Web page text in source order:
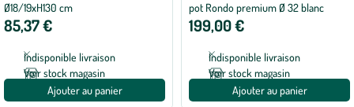
Ø18/19xH130 cm
85,37 €
Indisponible livraison
Voir stock magasin
Ajouter au panier
pot Rondo premium Ø 32 blanc
199,00 €
Indisponible livraison
Voir stock magasin
Ajouter au panier